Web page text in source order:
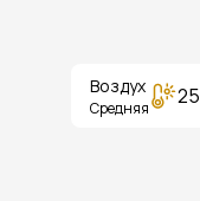
Воздух
Средняя